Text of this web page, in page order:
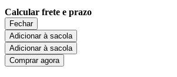
Calcular frete e prazo
Fechar
Adicionar à sacola
Adicionar à sacola
Comprar agora